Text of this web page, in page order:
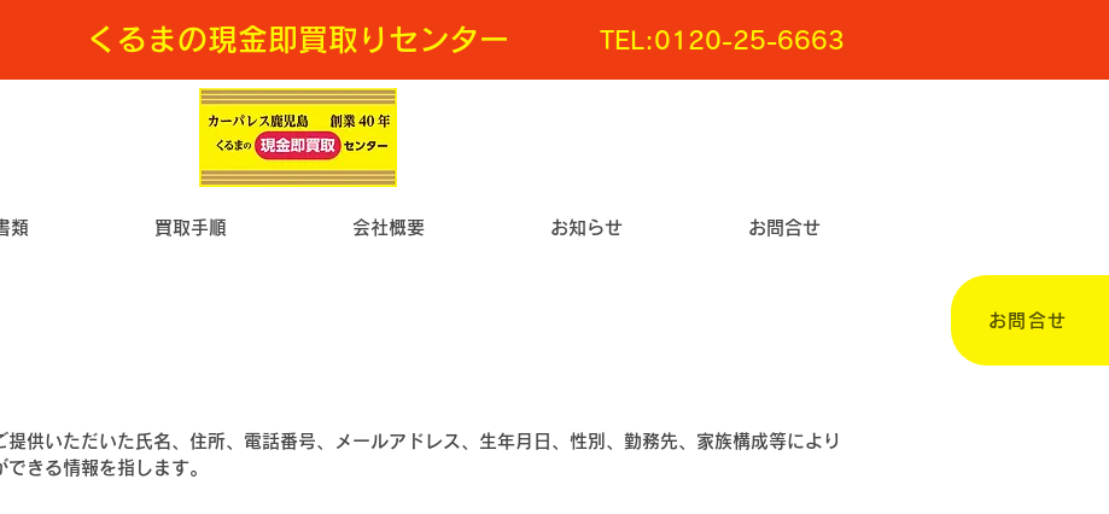
お問合せ
くるまの現金即買取りセンター TEL:0120-25-6663
類 買取手順 会社概要 お知らせ お問合せ
供いただいた氏名、住所、電話番号、メールアドレス、生年月日、性別、勤務先、家族構成等により
きる情報を指します。